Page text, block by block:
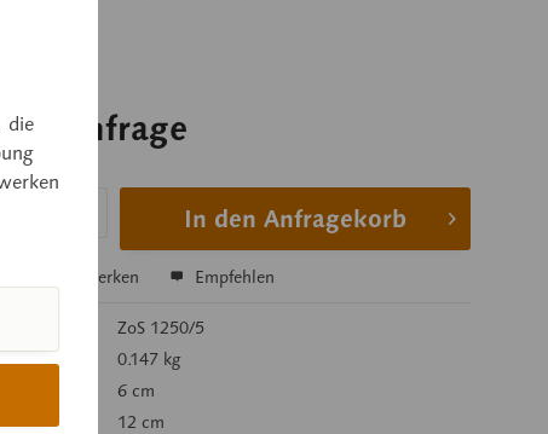
Anfrage
Anfrage
In den Anfragekorb
Merken Empfehlen
ZoS 1250/5
kg):
0.147 kg
6 cm
12 cm
die